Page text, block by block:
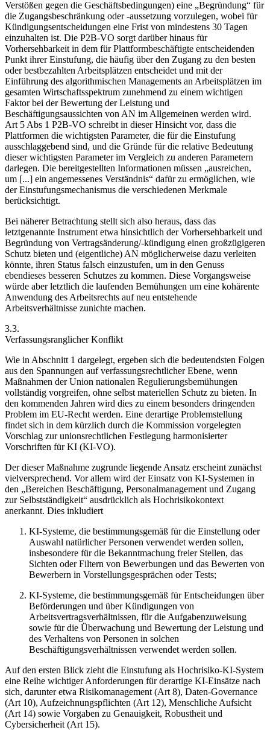
Verstößen gegen die Geschäftsbedingungen) eine „Begründung“ für
die Zugangsbeschränkung oder -aussetzung vorzulegen, wobei für
Kündigungsentscheidungen eine Frist von mindestens 30 Tagen
einzuhalten ist. Die P2B-VO sorgt darüber hinaus für
Vorhersehbarkeit in dem für Plattformbeschäftigte entscheidenden
Punkt ihrer Einstufung, die häufig über den Zugang zu den besten
oder bestbezahlten Arbeitsplätzen entscheidet und mit der
Einführung des algorithmischen Managements an Arbeitsplätzen im
gesamten Wirtschaftsspektrum zunehmend zu einem wichtigen
Faktor bei der Bewertung der Leistung und
Beschäftigungsaussichten von AN im Allgemeinen werden wird.
Art 5 Abs 1 P2B-VO schreibt in dieser Hinsicht vor, dass die
Plattformen die wichtigsten Parameter, die für die Einstufung
ausschlaggebend sind, und die Gründe für die relative Bedeutung
dieser wichtigsten Parameter im Vergleich zu anderen Parametern
darlegen. Die bereitgestellten Informationen müssen „ausreichen,
um [...] ein angemessenes Verständnis“ dafür zu ermöglichen, wie
der Einstufungsmechanismus die verschiedenen Merkmale
berücksichtigt.
Bei näherer Betrachtung stellt sich also heraus, dass das
letztgenannte Instrument etwa hinsichtlich der Vorhersehbarkeit und
Begründung von Vertragsänderung/-kündigung einen großzügigeren
Schutz bieten und (eigentliche) AN möglicherweise dazu verleiten
könnte, ihren Status falsch einzustufen, um in den Genuss
ebendieses besseren Schutzes zu kommen. Diese Vorgangsweise
würde aber letztlich die laufenden Bemühungen um eine kohärente
Anwendung des Arbeitsrechts auf neu entstehende
Arbeitsverhältnisse zunichte machen.
3.3.
Verfassungsranglicher Konflikt
Wie in Abschnitt 1 dargelegt, ergeben sich die bedeutendsten Folgen
aus den Spannungen auf verfassungsrechtlicher Ebene, wenn
Maßnahmen der Union nationalen Regulierungsbemühungen
vollständig vorgreifen, ohne selbst materiellen Schutz zu bieten. In
den kommenden Jahren wird dies zu einem besonders dringenden
Problem im EU-Recht werden. Eine derartige Problemstellung
findet sich in dem kürzlich durch die Kommission vorgelegten
Vorschlag zur unionsrechtlichen Festlegung harmonisierter
Vorschriften für KI (KI-VO).
Der dieser Maßnahme zugrunde liegende Ansatz erscheint zunächst
vielversprechend. Vor allem wird der Einsatz von KI-Systemen in
den „Bereichen Beschäftigung, Personalmanagement und Zugang
zur Selbstständigkeit“ ausdrücklich als Hochrisikokontext
anerkannt. Dies inkludiert
KI-Systeme, die bestimmungsgemäß für die Einstellung oder
Auswahl natürlicher Personen verwendet werden sollen,
insbesondere für die Bekanntmachung freier Stellen, das
Sichten oder Filtern von Bewerbungen und das Bewerten von
Bewerbern in Vorstellungsgesprächen oder Tests;
KI-Systeme, die bestimmungsgemäß für Entscheidungen über
Beförderungen und über Kündigungen von
Arbeitsvertragsverhältnissen, für die Aufgabenzuweisung
sowie für die Überwachung und Bewertung der Leistung und
des Verhaltens von Personen in solchen
Beschäftigungsverhältnissen verwendet werden sollen.
Auf den ersten Blick zieht die Einstufung als Hochrisiko-KI-System
eine Reihe wichtiger Anforderungen für derartige KI-Einsätze nach
sich, darunter etwa Risikomanagement (Art 8), Daten-Governance
(Art 10), Aufzeichnungspflichten (Art 12), Menschliche Aufsicht
(Art 14) sowie Vorgaben zu Genauigkeit, Robustheit und
Cybersicherheit (Art 15).